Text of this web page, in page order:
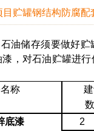
贮罐钢结构防腐配
油储存须要做好
，对石油贮罐进
称
数
底漆
2